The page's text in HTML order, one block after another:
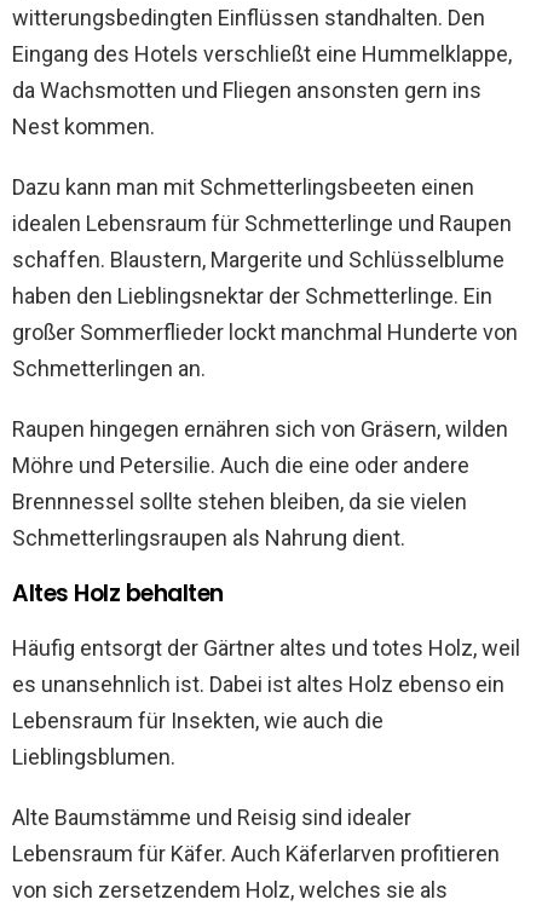
witterungsbedingten Einflüssen standhalten. Den
Eingang des Hotels verschließt eine Hummelklappe,
da Wachsmotten und Fliegen ansonsten gern ins
Nest kommen.
Dazu kann man mit Schmetterlingsbeeten einen
idealen Lebensraum für Schmetterlinge und Raupen
schaffen. Blaustern, Margerite und Schlüsselblume
haben den Lieblingsnektar der Schmetterlinge. Ein
großer Sommerflieder lockt manchmal Hunderte von
Schmetterlingen an.
Raupen hingegen ernähren sich von Gräsern, wilden
Möhre und Petersilie. Auch die eine oder andere
Brennnessel sollte stehen bleiben, da sie vielen
Schmetterlingsraupen als Nahrung dient.
Altes Holz behalten
Häufig entsorgt der Gärtner altes und totes Holz, weil
es unansehnlich ist. Dabei ist altes Holz ebenso ein
Lebensraum für Insekten, wie auch die
Lieblingsblumen.
Alte Baumstämme und Reisig sind idealer
Lebensraum für Käfer. Auch Käferlarven profitieren
von sich zersetzendem Holz, welches sie als